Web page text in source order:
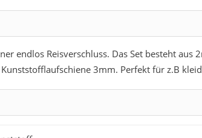
endlos Reisverschluss. Das Set besteht aus
3mm. Perfekt für z.B